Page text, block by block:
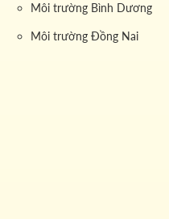
Môi trường Bình Dương
Môi trường Đồng Nai